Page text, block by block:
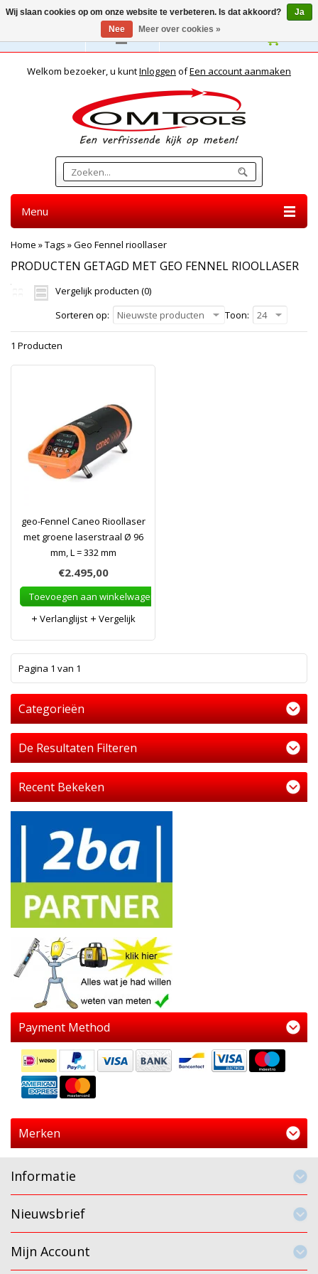
Nederlands
Welkom bezoeker, u kuntInloggen ofEen account aanmaken
Menu
Home »Tags »Geo Fennel rioollaser
PRODUCTEN GETAGD MET GEO FENNEL RIOOLLASER
Vergelijk producten (0)
Sorteren op:
Nieuwste producten Toon: 24
1 Producten
geo-Fennel Caneo Rioollaser
met groene laserstraal Ø 96
mm, L = 332 mm
€2.495,00
Toevoegen aan winkelwagen
Verlanglijst
Vergelijk
Pagina 1 van 1
Categorieën
De Resultaten Filteren
Recent Bekeken
Payment Method
Merken
Informatie
Nieuwsbrief
Mijn Account
Wij slaan cookies op om onze website te verbeteren. Is dat akkoord?
Ja
Nee
Meer over cookies »